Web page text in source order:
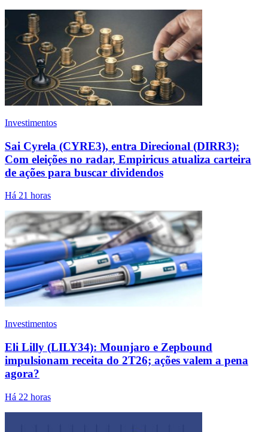
Investimentos
Sai Cyrela (CYRE3), entra Direcional (DIRR3):
Com eleições no radar, Empiricus atualiza carteira
de ações para buscar dividendos
Há 21 horas
Investimentos
Eli Lilly (LILY34): Mounjaro e Zepbound
impulsionam receita do 2T26; ações valem a pena
agora?
Há 22 horas